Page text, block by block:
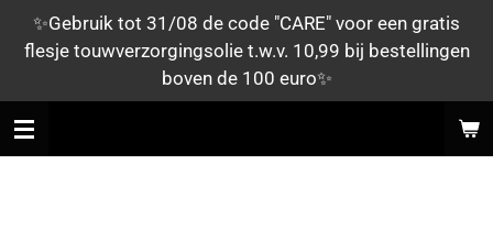
direct
de
hoofdinhoud
✨Gebruik tot 31/08 de code "CARE" voor een gratis
flesje touwverzorgingsolie t.w.v. 10,99 bij bestellingen
boven de 100 euro✨